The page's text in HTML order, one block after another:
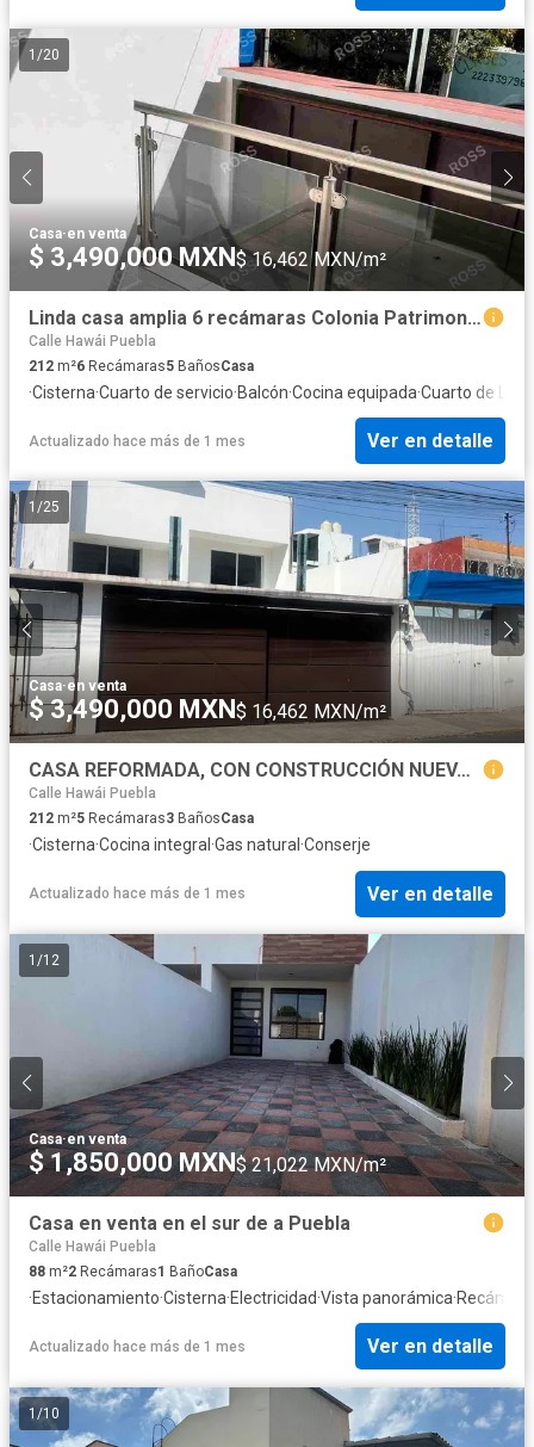
1 /20
Casa·en venta
$ 3,490,000 MXN$ 16,462 MXN/m²
Linda casa amplia 6 recámaras Colonia Patrimonio. Casa grande, con ampliación segundo y tercer nivel.
Calle Hawái Puebla
212 m²6 Recámaras5 BañosCasa
·Cisterna·Cuarto de servicio·Balcón·Cocina equipada·Cuarto de
Actualizado hace más de 1 mes Ver en detalle
1 /25
Casa·en venta
$ 3,490,000 MXN $ 16,462 MXN/m²
CASA REFORMADA, CON CONSTRUCCIÓN NUEVA 5 habitaciones COL. Patrimonio
Calle Hawái Puebla
212 m²5 Recámaras3 BañosCasa
·Cisterna·Cocina integral ·Gas natural ·Conserje
Actualizado hace más de 1 mes Ver en detalle
1 /12
Casa·en venta
$ 1,850,000 MXN$ 21,022 MXN/m²
Casa en venta en el sur de a Puebla
Calle Hawái Puebla
88 m²2 Recámaras1 BañoCasa
·Estacionamiento·Cisterna·Electricidad·Vista panorámica·
Actualizado hace más de 1 mes Ver en detalle
1 /10